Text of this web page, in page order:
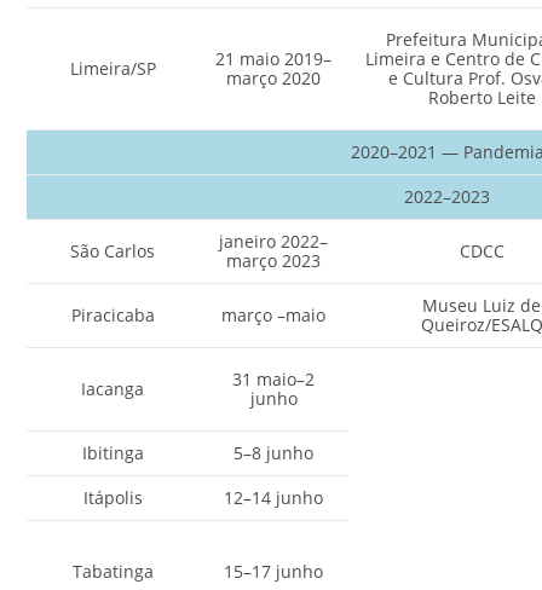
Limeira/SP
21 maio 2019–
março 2020
Prefeitura
Limeira e Centro de
e Cultura Prof.
Roberto Leite
2020–2021 —
2022–2023
São Carlos
janeiro 2022–
março 2023
CDCC
Piracicaba março –maio
Museu Luiz de
Queiroz/ESALQ
Iacanga
31 maio–2
junho
Ibitinga
5–8 junho
Itápolis
12–14 junho
Tabatinga 15–17 junho